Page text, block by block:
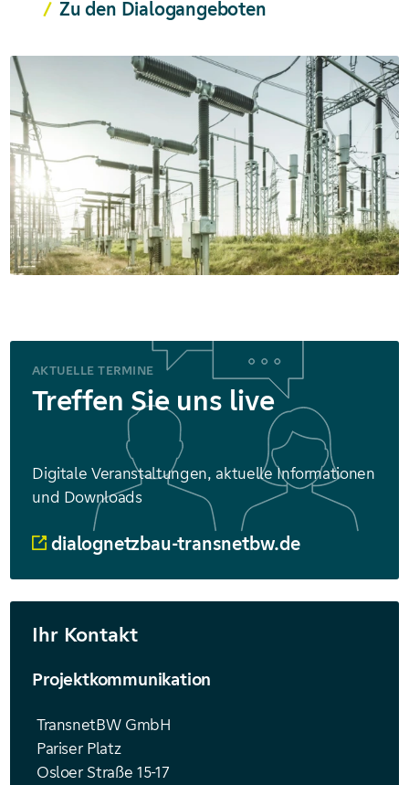
Zu den Dialogangeboten
AKTUELLE TERMINE
Treffen Sie uns live
Digitale Veranstaltungen, aktuelle Informationen
und Downloads
dialognetzbau-transnetbw.de
Ihr Kontakt
Projektkommunikation
TransnetBW GmbH
Pariser Platz
Osloer Straße 15-17